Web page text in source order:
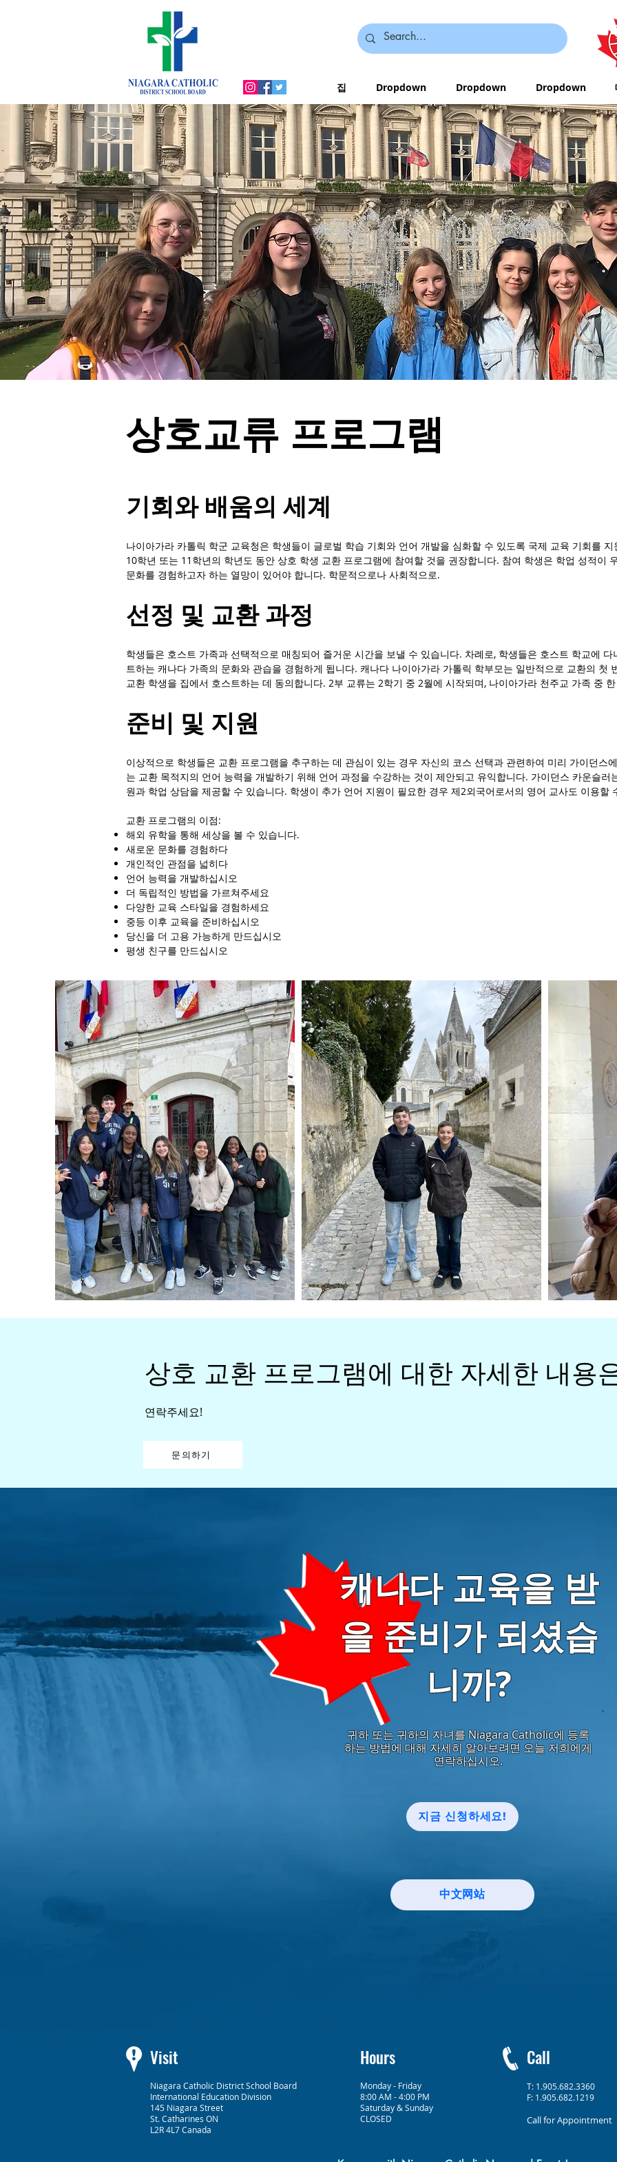
집 Dropdown Dropdown Dropdown
상호교류 프로그램
기회와 배움의 세계
나이아가라 카톨릭 학군 교육청은 학생들이 글로벌 학습 기회와 언어 개발을 심화할 수 있도록 국제 교육 기회를
10학년 또는 11학년의 학년도 동안 상호 학생 교환 프로그램에 참여할 것을 권장합니다. 참여 학생은 학업 성적이
문화를 경험하고자 하는 열망이 있어야 합니다. 학문적으로나 사회적으로.
선정 및 교환 과정
학생들은 호스트 가족과 선택적으로 매칭되어 즐거운 시간을 보낼 수 있습니다. 차례로, 학생들은 호스트 학교에
트하는 캐나다 가족의 문화와 관습을 경험하게 됩니다. 캐나다 나이아가라 가톨릭 학부모는 일반적으로 교환의 첫
교환 학생을 집에서 호스트하는 데 동의합니다. 2부 교류는 2학기 중 2월에 시작되며, 나이아가라 천주교 가족 중
준비 및 지원
이상적으로 학생들은 교환 프로그램을 추구하는 데 관심이 있는 경우 자신의 코스 선택과 관련하여 미리 가이던스
는 교환 목적지의 언어 능력을 개발하기 위해 언어 과정을 수강하는 것이 제안되고 유익합니다. 가이던스 카운슬
원과 학업 상담을 제공할 수 있습니다. 학생이 추가 언어 지원이 필요한 경우 제2외국어로서의 영어 교사도 이용할
교환 프로그램의 이점:
해외 유학을 통해 세상을 볼 수 있습니다.
새로운 문화를 경험하다
개인적인 관점을 넓히다
언어 능력을 개발하십시오
더 독립적인 방법을 가르쳐주세요
다양한 교육 스타일을 경험하세요
중등 이후 교육을 준비하십시오
당신을 더 고용 가능하게 만드십시오
평생 친구를 만드십시오
상호 교환 프로그램에 대한 자세한 내용
연락주세요!
문의하기
캐나다 교육을 받
을 준비가 되셨습
니까?
귀하 또는 귀하의 자녀를 Niagara Catholic에 등록
하는 방법에 대해 자세히 알아보려면 오늘 저희에게
연락하십시오.
지금 신청하세요!
中文网站
Visit
Niagara Catholic District School Board
International Education Division
145 Niagara Street
St. Catharines ON
L2R 4L7 Canada
Hours
Monday - Friday
8:00 AM - 4:00 PM
Saturday & Sunday
CLOSED
Call
T: 1.905.682.3360
F: 1.905.682.1219
Call for Appointment